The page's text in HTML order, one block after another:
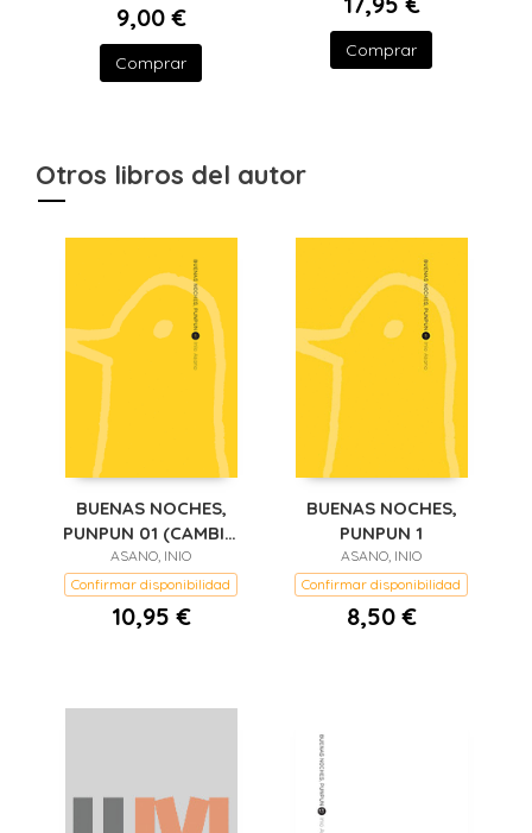
9,00 €
Comprar
Comprar
Otros libros del autor
BUENAS NOCHES,
PUNPUN 01 (CAMBIO
PVP)
ASANO, INIO
Confirmar disponibilidad
10,95 €
BUENAS NOCHES,
PUNPUN 1
ASANO, INIO
Confirmar disponibilidad
8,50 €